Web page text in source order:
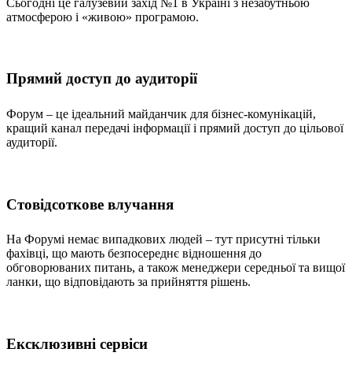
атмосферою і «живою» програмою.
Прямий доступ до аудиторії
Форум – це ідеальний майданчик для бізнес-комунікацій,
кращий канал передачі інформації і прямий доступ до цільової
аудиторії.
Стовідсоткове влучання
На Форумі немає випадкових людей – тут присутні тільки
фахівці, що мають безпосереднє відношення до
обговорюваних питань, а також менеджери середньої та вищої
ланки, що відповідають за прийняття рішень.
Ексклюзивні сервіси